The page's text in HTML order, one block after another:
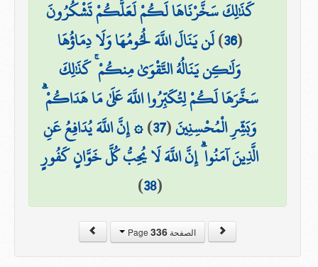
كَذَٰلِكَ سَخَّرْنَاهَا لَكُمْ لَعَلَّكُمْ تَشْكُرُونَ
(
36
)لَن يَنَالَ اللَّهَ لُحُومُهَا وَلَا دِمَاؤُهَا
وَلَٰكِن يَنَالُهُ التَّقْوَىٰ مِنكُمْ ۚ كَذَٰلِكَ
سَخَّرَهَا لَكُمْ لِتُكَبِّرُوا اللَّهَ عَلَىٰ مَا هَدَاكُمْ ۗ
وَبَشِّرِ الْمُحْسِنِينَ(
37
)۞ إِنَّ اللَّهَ يُدَافِعُ عَنِ
الَّذِينَ آمَنُوا ۗ إِنَّ اللَّهَ لَا يُحِبُّ كُلَّ خَوَّانٍ كَفُورٍ
(
38
)
الصفحة Page336